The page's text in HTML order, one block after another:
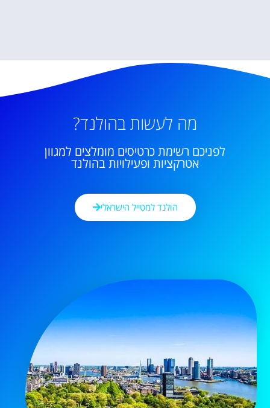
מה לעשות בהולנד?
לפניכם רשימת כרטיסים מומלצים למגוון
אטרקציות ופעילויות בהולנד
הולנד למטייל הישראלי